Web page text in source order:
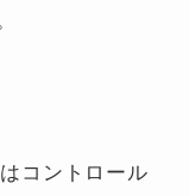
コントロール